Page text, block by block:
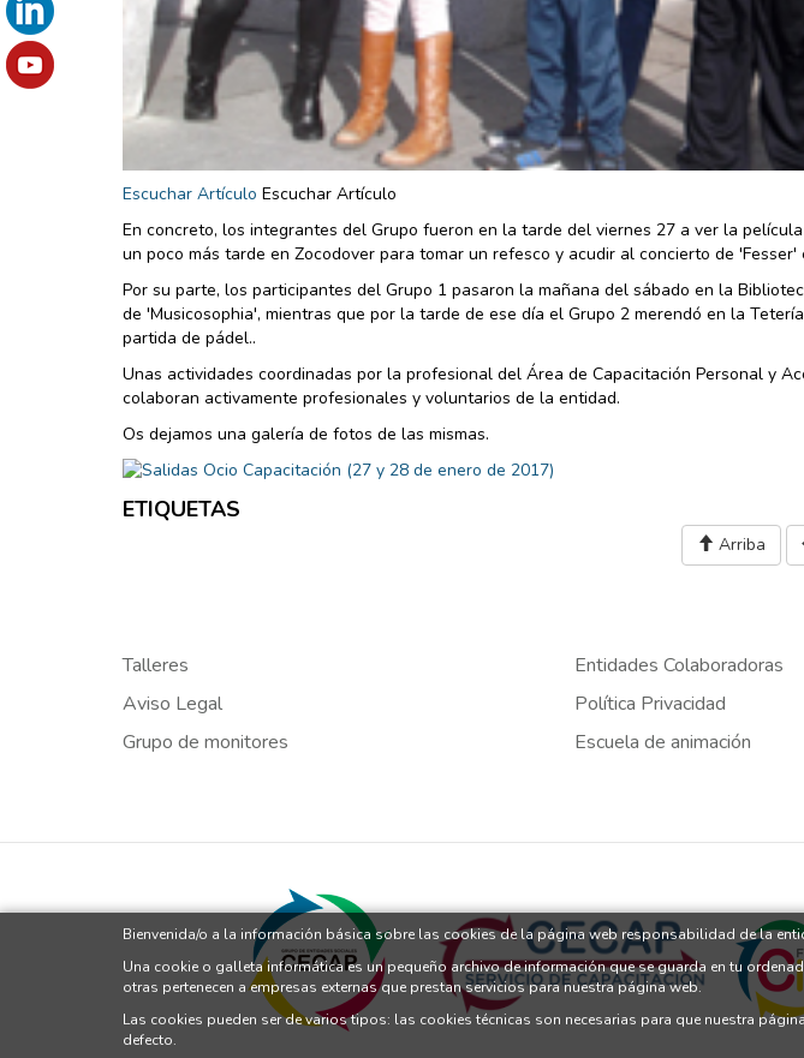
Escuchar Artículo Escuchar Artículo
En concreto, los integrantes del Grupo fueron en la tarde del viernes 27 a ver la
un poco más tarde en Zocodover para tomar un refesco y acudir al concierto de 'Fesser'
Por su parte, los participantes del Grupo 1 pasaron la mañana del sábado en la
de 'Musicosophia', mientras que por la tarde de ese día el Grupo 2 merendó en la
partida de pádel..
Unas actividades coordinadas por la profesional del Área de Capacitación Personal y
colaboran activamente profesionales y voluntarios de la entidad.
Os dejamos una galería de fotos de las mismas.
ETIQUETAS
Arriba
Talleres Entidades Colaboradoras
Aviso Legal
Política Privacidad
Grupo de monitores
Escuela de animación
Bienvenida/o a la información básica sobre las cookies de la página web responsabilidad de la
Una cookie o galleta informática es un pequeño archivo de información que se guarda en tu
otras pertenecen a empresas externas que prestan servicios para nuestra página web.
Las cookies pueden ser de varios tipos: las cookies técnicas son necesarias para que nuestra
defecto.